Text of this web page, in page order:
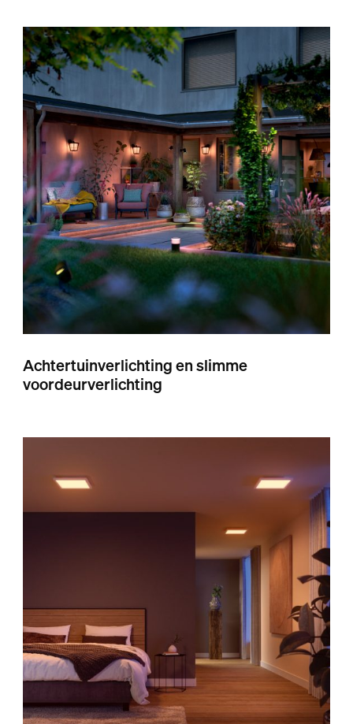
Achtertuinverlichting en slimme
voordeurverlichting